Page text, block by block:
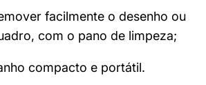
facilmente o desenho ou
com o pano de limpeza;
compacto e portátil.